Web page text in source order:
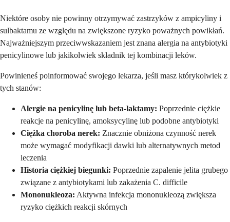
Niektóre osoby nie powinny otrzymywać zastrzyków z ampicyliny i
sulbaktamu ze względu na zwiększone ryzyko poważnych powikłań.
Najważniejszym przeciwwskazaniem jest znana alergia na antybiotyki
penicylinowe lub jakikolwiek składnik tej kombinacji leków.
Powinieneś poinformować swojego lekarza, jeśli masz którykolwiek z
tych stanów:
Alergie na penicylinę lub beta-laktamy: Poprzednie ciężkie
reakcje na penicylinę, amoksycylinę lub podobne antybiotyki
Ciężka choroba nerek: Znacznie obniżona czynność nerek
może wymagać modyfikacji dawki lub alternatywnych metod
leczenia
Historia ciężkiej biegunki: Poprzednie zapalenie jelita grubego
związane z antybiotykami lub zakażenia C. difficile
Mononukleoza: Aktywna infekcja mononukleozą zwiększa
ryzyko ciężkich reakcji skórnych